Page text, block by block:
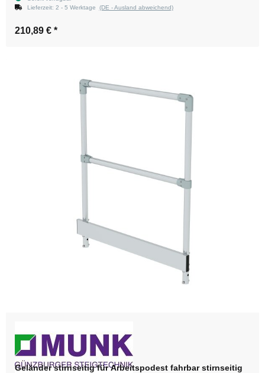
Lieferzeit: 2 - 5 Werktage (DE - Ausland abweichend)
210,89 € *
Geländer stirnseitig für Arbeitspodest fahrbar stirnseitig